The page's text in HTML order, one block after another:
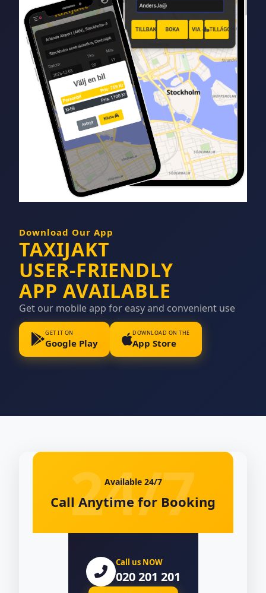
Download Our App
TAXIJAKT
USER-FRIENDLY
APP AVAILABLE
Get our mobile app for easy and convenient use
GET IT ON
Google Play
DOWNLOAD ON THE
App Store
Available 24/7
Call Anytime for Booking
Call us NOW
020 201 201